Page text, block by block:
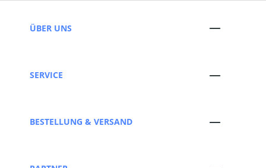
ÜBER UNS
SERVICE
BESTELLUNG & VERSAND